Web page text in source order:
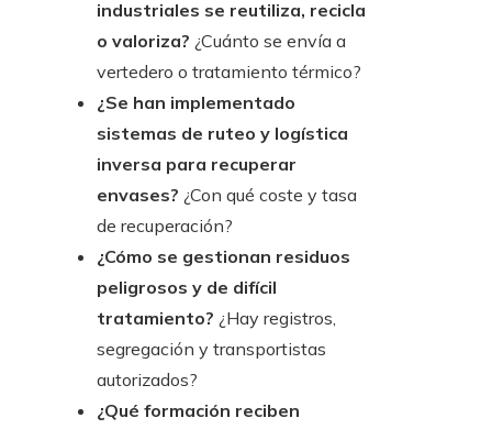
industriales se reutiliza, recicla
o valoriza? ¿Cuánto se envía a
vertedero o tratamiento térmico?
¿Se han implementado
sistemas de ruteo y logística
inversa para recuperar
envases? ¿Con qué coste y tasa
de recuperación?
¿Cómo se gestionan residuos
peligrosos y de difícil
tratamiento? ¿Hay registros,
segregación y transportistas
autorizados?
¿Qué formación reciben